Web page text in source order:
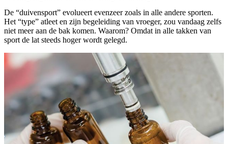
De “duivensport” evolueert evenzeer zoals in alle andere sporten.
Het “type” atleet en zijn begeleiding van vroeger, zou vandaag zelfs
niet meer aan de bak komen. Waarom? Omdat in alle takken van
sport de lat steeds hoger wordt gelegd.